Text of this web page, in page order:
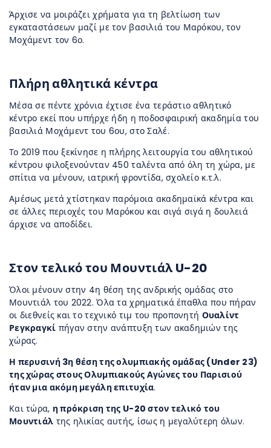
Άρχισε να μοιράζει χρήματα για τη βελτίωση των
εγκαταστάσεων μαζί με τον βασιλιά του Μαρόκου, τον
Μοχάμεντ τον 6ο.
Πλήρη αθλητικά κέντρα
Μέσα σε πέντε χρόνια έχτισε ένα τεράστιο αθλητικό
κέντρο εκεί που υπήρχε ήδη η ποδοσφαιρική ακαδημία του
βασιλιά Μοχάμεντ του 6ου, στο Σαλέ.
Το 2019 που ξεκίνησε η πλήρης λειτουργία του αθλητικού
κέντρου φιλοξενούνταν 450 ταλέντα από όλη τη χώρα, με
σπίτια να μένουν, ιατρική φροντίδα, σχολείο κ.τ.λ.
Αμέσως μετά χτίστηκαν παρόμοια ακαδημαϊκά κέντρα και
σε άλλες περιοχές του Μαρόκου και σιγά σιγά η δουλειά
άρχισε να αποδίδει.
Στον τελικό του Μουντιάλ U-20
Όλοι μένουν στην 4η θέση της ανδρικής ομάδας στο
Μουντιάλ του 2022. Όλα τα χρηματικά έπαθλα που πήραν
οι διεθνείς και το τεχνικό τιμ του προπονητή Ουαλίντ
Ρεγκραγκί πήγαν στην ανάπτυξη των ακαδημιών της
χώρας.
Η περυσινή 3η θέση της ολυμπιακής ομάδας (Under 23)
της χώρας στους Ολυμπιακούς Αγώνες του Παρισιού
ήταν μια ακόμη μεγάλη επιτυχία.
Και τώρα, η πρόκριση της U-20 στον τελικό του
Μουντιάλ της ηλικίας αυτής, ίσως η μεγαλύτερη όλων.